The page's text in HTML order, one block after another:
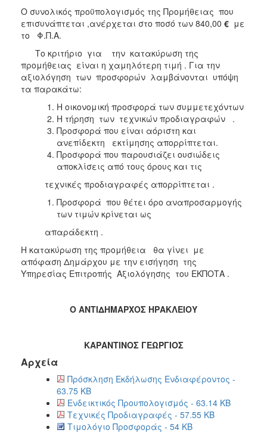
Ο συνολικός προϋπολογισμός της Προμήθειας που
επισυνάπτεται ,ανέρχεται στο ποσό των 840,00 € με
το Φ.Π.Α.
Το κριτήριο για την κατακύρωση της
προμήθειας είναι η χαμηλότερη τιμή . Για την
αξιολόγηση των προσφορών λαμβάνονται υπόψη
τα παρακάτω:
Η οικονομική προσφορά των συμμετεχόντων
Η τήρηση των τεχνικών προδιαγραφών .
Προσφορά που είναι αόριστη και
ανεπίδεκτη εκτίμησης απορρίπτεται.
Προσφορά που παρουσιάζει ουσιώδεις
αποκλίσεις από τους όρους και τις
τεχνικές προδιαγραφές απορρίπτεται .
Προσφορά που θέτει όρο αναπροσαρμογής
των τιμών κρίνεται ως
απαράδεκτη .
Η κατακύρωση της προμήθεια θα γίνει με
απόφαση Δημάρχου με την εισήγηση της
Υπηρεσίας Επιτροπής Αξιολόγησης του ΕΚΠΟΤΑ .
Ο ΑΝΤΙΔΗΜΑΡΧΟΣ ΗΡΑΚΛΕΙΟΥ
ΚΑΡΑΝΤΙΝΟΣ ΓΕΩΡΓΙΟΣ
Αρχεία
Πρόσκληση Εκδήλωσης Ενδιαφέροντος -
63.75 KB
Ενδεικτικός Προυπολογισμός - 63.14 KB
Τεχνικές Προδιαγραφές - 57.55 KB
Τιμολόγιο Προσφοράς - 54 KB